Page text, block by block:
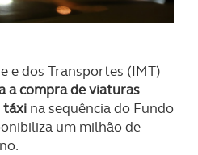
e dos Transportes (IMT)
a compra de viaturas
táxi na sequência do Fundo
um milhão de